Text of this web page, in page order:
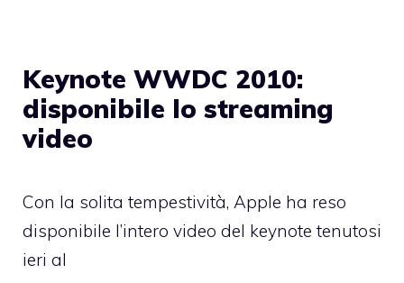
Keynote WWDC 2010:
disponibile lo streaming
video
Con la solita tempestività, Apple ha reso
disponibile l’intero video del keynote tenutosi
ieri al